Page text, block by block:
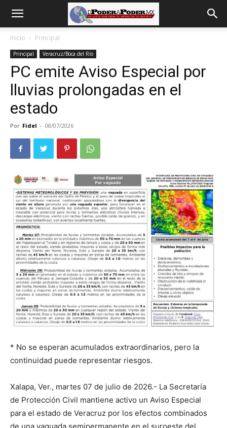
poder
Poder
Inicio Principal
Principal Veracruz/Boca del Río
PC emite Aviso Especial por
lluvias prolongadas en el
estado
Por Fidel - 08/07/2026
* No se esperan acumulados extraordinarios, pero la
continuidad puede representar riesgos.
Xalapa, Ver., martes 07 de julio de 2026.- La Secretaría
de Protección Civil mantiene activo un Aviso Especial
para el estado de Veracruz por los efectos combinados